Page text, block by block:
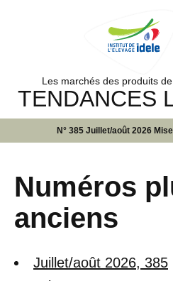
Les marchés des produits
TENDANCES
N° 385 Juillet/août 2026
Numéros
anciens
Juillet/août 2026, 385